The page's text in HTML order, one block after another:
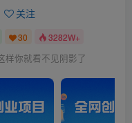
关注
30 3282W+
样你就看不见阴影了